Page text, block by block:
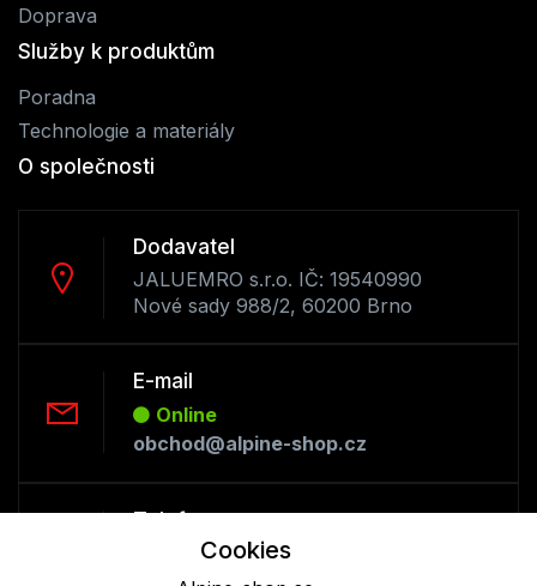
Doprava
Služby k produktům
Poradna
Technologie a materiály
O společnosti
Dodavatel
JALUEMRO s.r.o. IČ: 19540990
Nové sady 988/2, 60200 Brno
E-mail
Online
obchod@alpine-shop.cz
Telefon :
Offline
+420 530 334 493
Cookies